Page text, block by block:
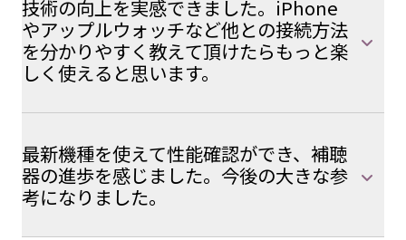
技術の向上を実感できました。iPhone
やアップルウォッチなど他との接続方法
を分かりやすく教えて頂けたらもっと楽
しく使えると思います。
最新機種を使えて性能確認ができ、補聴
器の進歩を感じました。今後の大きな参
考になりました。